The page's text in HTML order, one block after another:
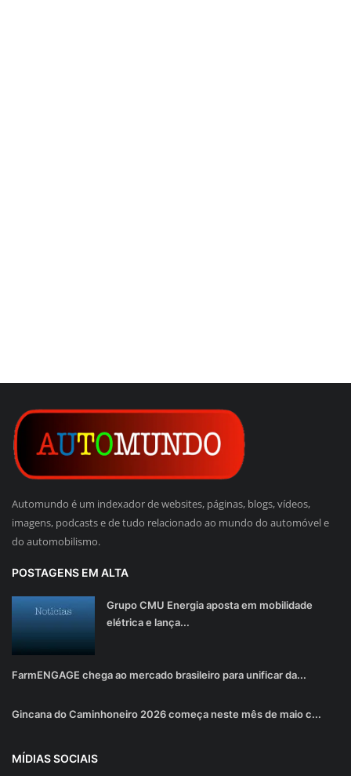
Automundo é um indexador de websites, páginas, blogs, vídeos,
imagens, podcasts e de tudo relacionado ao mundo do automóvel e
do automobilismo.
POSTAGENS EM ALTA
Grupo CMU Energia aposta em mobilidade
elétrica e lança...
FarmENGAGE chega ao mercado brasileiro para unificar da...
Gincana do Caminhoneiro 2026 começa neste mês de maio c...
MÍDIAS SOCIAIS